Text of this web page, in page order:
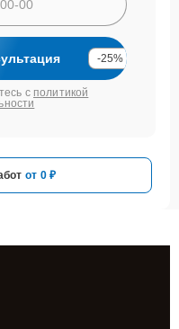
-25%
с политикой
от 0 ₽